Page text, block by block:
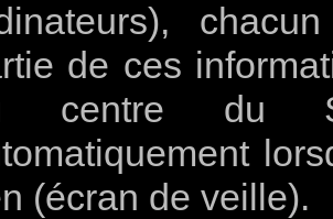
de ces
centre du
(écran de veille).